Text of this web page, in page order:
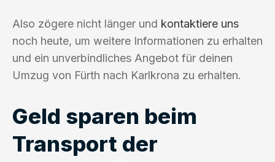
Also zögere nicht länger und kontaktiere uns
noch heute, um weitere Informationen zu erhalten
und ein unverbindliches Angebot für deinen
Umzug von Fürth nach Karlkrona zu erhalten.
Geld sparen beim
Transport der